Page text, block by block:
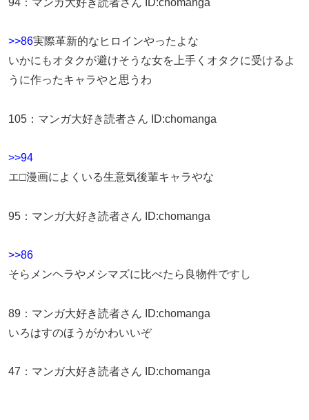
94 ： マンガ大好き読者さん ID:chomanga
>>86実際革新的なヒロインやったよな
いかにもオタクが避けそうな女を上手くオタクに受けるよ
うに作ったキャラやと思うわ
105 ： マンガ大好き読者さん ID:chomanga
>>94
エ□漫画によくいる生意気後輩キャラやな
95 ： マンガ大好き読者さん ID:chomanga
>>86
そらメンヘラやメシマズに比べたら良物件ですし
89 ： マンガ大好き読者さん ID:chomanga
いろはすのほうがかわいいぞ
47 ： マンガ大好き読者さん ID:chomanga